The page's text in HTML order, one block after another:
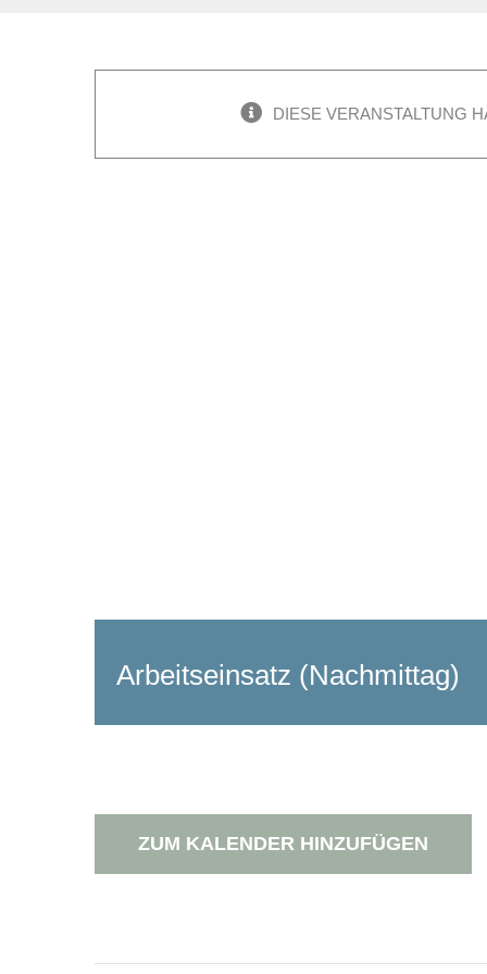
DIESE VERANSTALTUNG
Arbeitseinsatz (Nachmittag)
ZUM KALENDER HINZUFÜGEN